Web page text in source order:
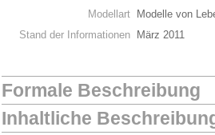
Modellart
Modelle von
Stand der Informationen
März 2011
Formale Beschreibung
Inhaltliche